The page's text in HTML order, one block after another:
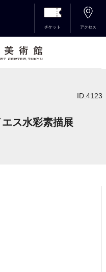
チケット アクセス
ID:4123
ス水彩素描展